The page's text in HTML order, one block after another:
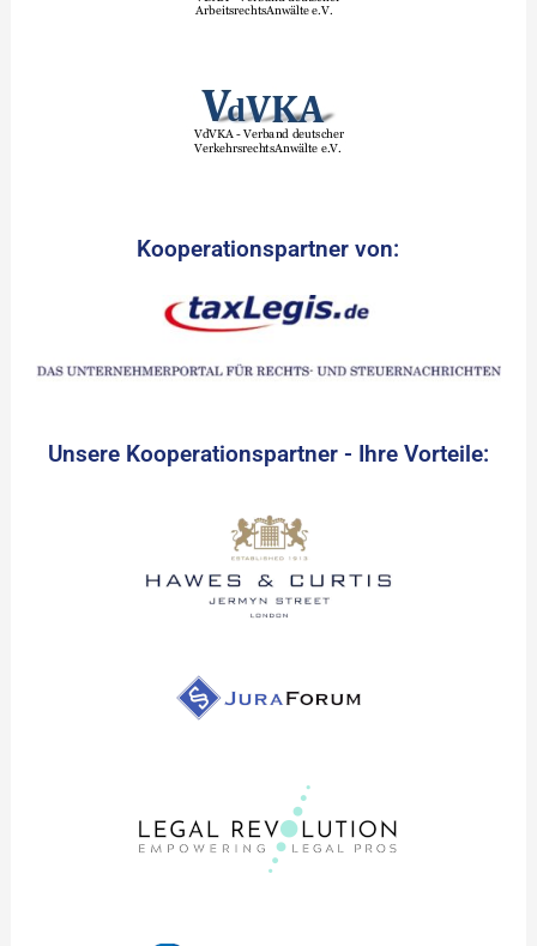
Kooperationspartner von:
Unsere Kooperationspartner - Ihre Vorteile: